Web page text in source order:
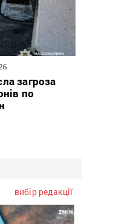
загроза
по
вибір редакції